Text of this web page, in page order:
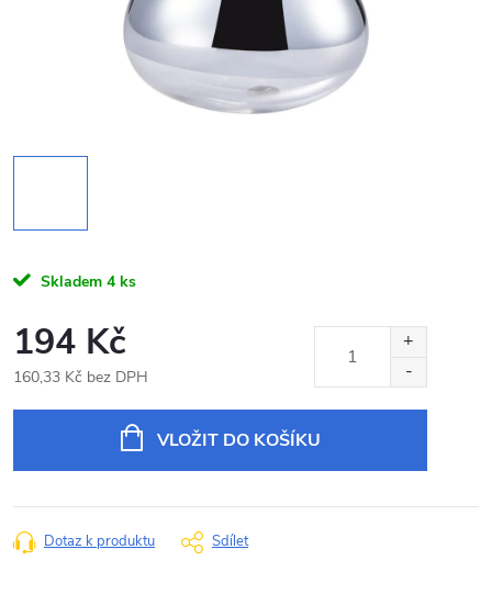
Skladem 4 ks
194 Kč
160,33 Kč bez DPH
VLOŽIT DO KOŠÍKU
Dotaz k produktu Sdílet